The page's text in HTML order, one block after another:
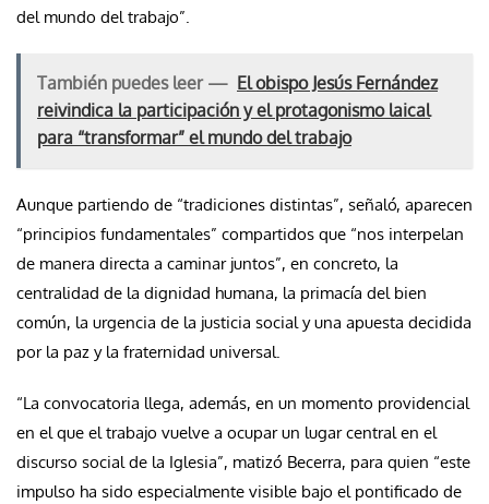
del mundo del trabajo”.
También puedes leer — El obispo Jesús Fernández
reivindica la participación y el protagonismo laical
para “transformar” el mundo del trabajo
Aunque partiendo de “tradiciones distintas”, señaló, aparecen
“principios fundamentales” compartidos que “nos interpelan
de manera directa a caminar juntos”, en concreto, la
centralidad de la dignidad humana, la primacía del bien
común, la urgencia de la justicia social y una apuesta decidida
por la paz y la fraternidad universal.
“La convocatoria llega, además, en un momento providencial
en el que el trabajo vuelve a ocupar un lugar central en el
discurso social de la Iglesia”, matizó Becerra, para quien “este
impulso ha sido especialmente visible bajo el pontificado de